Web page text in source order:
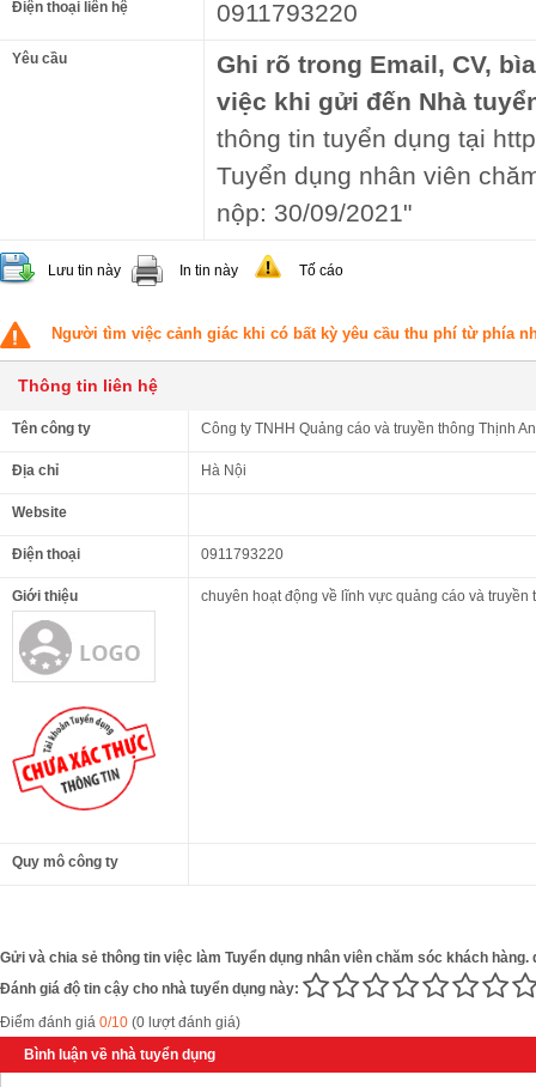
Điện thoại liên hệ 0911793220
Yêu cầu
Ghi rõ trong Email, CV,
việc khi gửi đến Nhà
thông tin tuyển dụng tại
Tuyển dụng nhân viên
nộp: 30/09/2021"
Lưu tin này In tin này Tố cáo
Người tìm việc cảnh giác khi có bất kỳ yêu cầu thu phí từ phía
Thông tin liên hệ
Tên công ty Công ty TNHH Quảng cáo và truyền thông Thịnh
Địa chỉ Hà Nội
Website
Điện thoại 0911793220
Giới thiệu chuyên hoạt động về lĩnh vực quảng cáo và truyền
Quy mô công ty
Gửi và chia sẻ thông tin việc làm Tuyển dụng nhân viên chăm sóc khách hàng.
Đánh giá độ tin cậy cho nhà tuyển dụng này:
Điểm đánh giá 0/10 (0 lượt đánh giá)
Bình luận về nhà tuyển dụng